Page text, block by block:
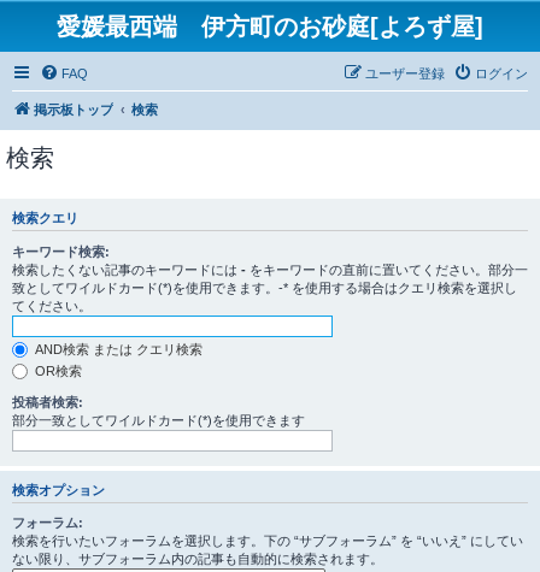
愛媛最西端 伊方町のお砂庭[よろず屋]
FAQ ログイン
ユーザー登録
掲示板トップ 検索
検索
検索クエリ
キーワード検索:
検索したくない記事のキーワードには - をキーワードの直前に置いてください。部分一
致としてワイルドカード(*)を使用できます。-* を使用する場合はクエリ検索を選択し
てください。
AND検索 または クエリ検索
OR検索
投稿者検索:
部分一致としてワイルドカード(*)を使用できます
検索オプション
フォーラム:
検索を行いたいフォーラムを選択します。下の “サブフォーラム” を “いいえ” にしてい
ない限り、サブフォーラム内の記事も自動的に検索されます。